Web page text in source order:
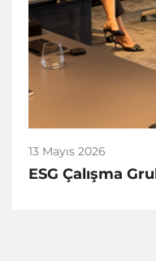
13 Mayıs 2026
ESG Çalışma